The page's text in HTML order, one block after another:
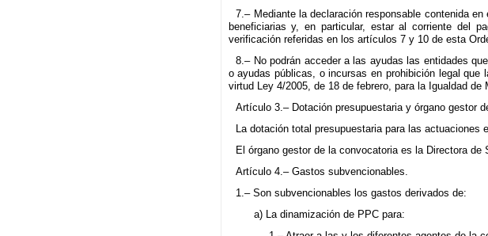
7.– Mediante la declaración responsable contenida
beneficiarias y, en particular, estar al corriente del
verificación referidas en los artículos 7 y 10 de esta
8.– No podrán acceder a las ayudas las entidades
o ayudas públicas, o incursas en prohibición legal
virtud Ley 4/2005, de 18 de febrero, para la Igualdad de
Artículo 3.– Dotación presupuestaria y órgano gestor
La dotación total presupuestaria para las
El órgano gestor de la convocatoria es la Directora de
Artículo 4.– Gastos subvencionables.
1.– Son subvencionables los gastos derivados de:
a) La dinamización de PPC para: